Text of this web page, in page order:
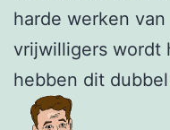
harde werken
vrijwilligers wordt
hebben dit